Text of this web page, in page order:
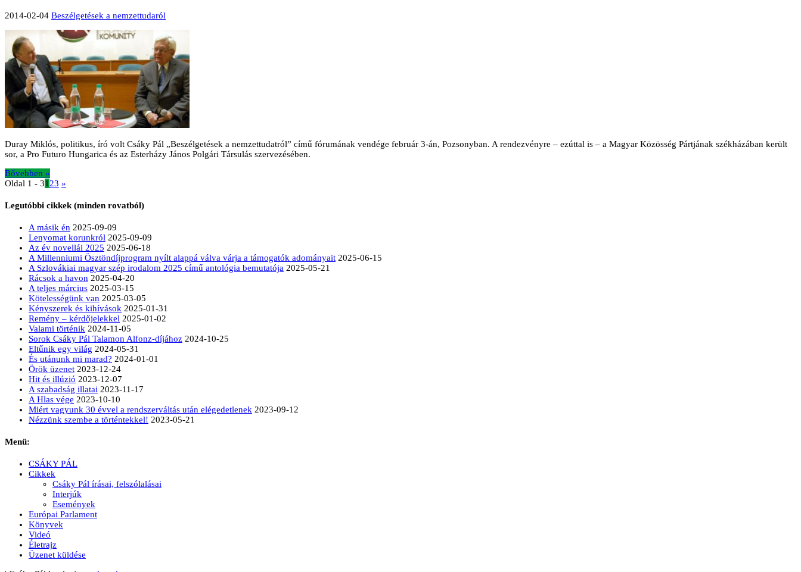
2014-02-04 Beszélgetések a nemzettudaról
Duray Miklós, politikus, író volt Csáky Pál „Beszélgetések a nemzettudatról” című fórumának vendége február 3-án, Pozsonyban. A rendezvényre – ezúttal is – a Magyar Közösség Pártjának székházában került
sor, a Pro Futuro Hungarica és az Esterházy János Polgári Társulás szervezésében.
Bővebben »
Oldal 1 - 3123 »
Legutóbbi cikkek (minden rovatból)
A másik én 2025-09-09
Lenyomat korunkról 2025-09-09
Az év novellái 2025 2025-06-18
A Millenniumi Ösztöndíjprogram nyílt alappá válva várja a támogatók adományait 2025-06-15
A Szlovákiai magyar szép irodalom 2025 című antológia bemutatója 2025-05-21
Rácsok a havon 2025-04-20
A teljes március 2025-03-15
Kötelességünk van 2025-03-05
Kényszerek és kihívások 2025-01-31
Remény – kérdőjelekkel 2025-01-02
Valami történik 2024-11-05
Sorok Csáky Pál Talamon Alfonz-díjához 2024-10-25
Eltűnik egy világ 2024-05-31
És utánunk mi marad? 2024-01-01
Örök üzenet 2023-12-24
Hit és illúzió 2023-12-07
A szabadság illatai 2023-11-17
A Hlas vége 2023-10-10
Miért vagyunk 30 évvel a rendszerváltás után elégedetlenek 2023-09-12
Nézzünk szembe a történtekkel! 2023-05-21
Menü:
CSÁKY PÁL
Cikkek
Csáky Pál írásai, felszólalásai
Interjúk
Események
Európai Parlament
Könyvek
Videó
Életrajz
Üzenet küldése